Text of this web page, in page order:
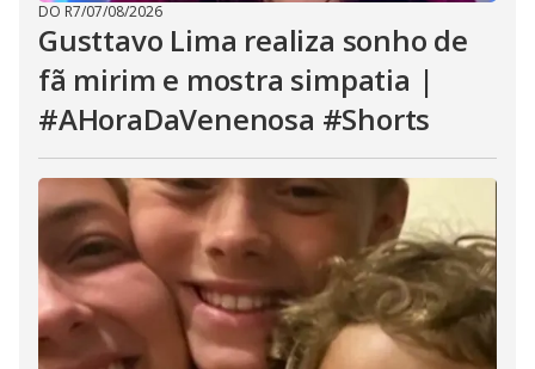
DO R7/07/08/2026
Gusttavo Lima realiza sonho de
fã mirim e mostra simpatia |
#AHoraDaVenenosa #Shorts